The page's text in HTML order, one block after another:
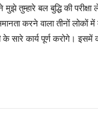
तुम्हारे बल बुद्धि की
करने वाला तीनों लोकों
के सारे कार्य पूर्ण करोगे।